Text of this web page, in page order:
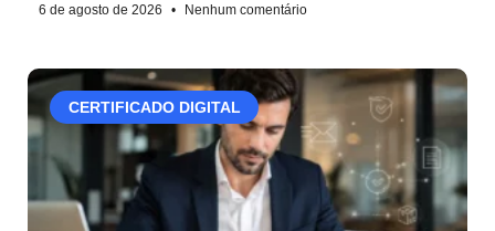
6 de agosto de 2026 Nenhum comentário
CERTIFICADO DIGITAL